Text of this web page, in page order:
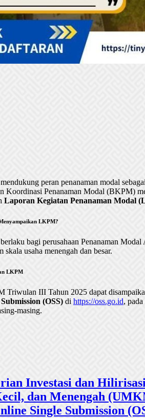
peran penanaman modal
Koordinasi Penanaman Modal (BKPM)
Laporan Kegiatan Penanaman Modal
LKPM?
bagi perusahaan Penanaman
skala usaha menengah dan besar.
LKPM
Triwulan III Tahun 2025 dapat
(OSS) di https://oss.go.id, pada
masing.
Investasi dan
dan Menengah
Single Submission